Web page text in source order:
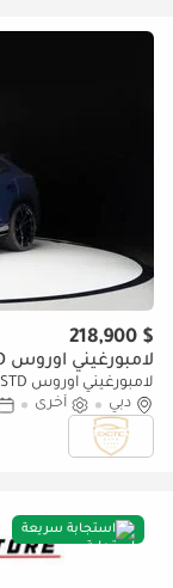
$ 218,900
لامبورغيني اوروس STD
لامبورغيني اوروس STD
دبي
أخرى
استجابة سريعة